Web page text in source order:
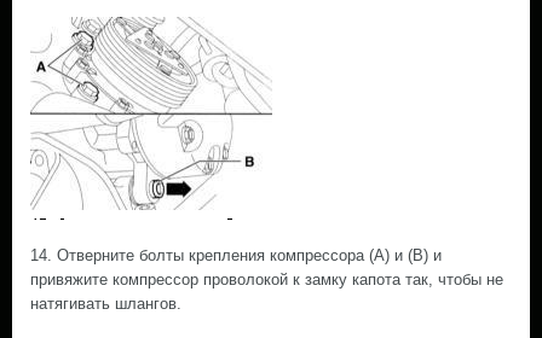
14. Отверните болты крепления компрессора (А) и (В) и
привяжите компрессор проволокой к замку капота так, чтобы не
натягивать шлангов.